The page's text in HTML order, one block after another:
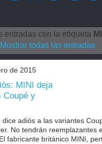
entradas con la etiqueta
Mostrar todas las entradas
de 2015
MINI deja
Coupé y
dice adiós a las variantes
No tendrán reemplazantes
fabricante británico MINI,